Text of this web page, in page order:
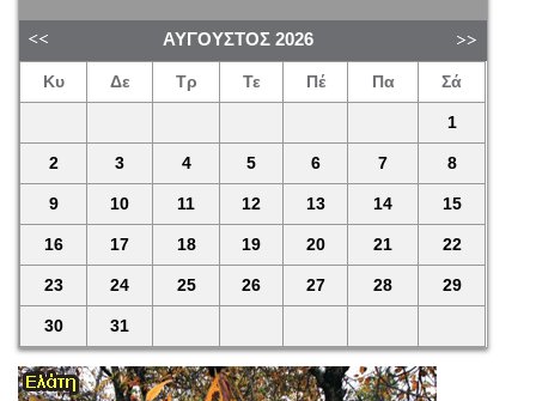
ΑΎΓΟΥΣΤΟΣ 2026
Κυ Δε Τρ Τε Πέ Πα Σά
1
2 3 4 5 6 7 8
9 10 11 12 13 14 15
16 17 18 19 20 21 22
23 24 25 26 27 28 29
30 31